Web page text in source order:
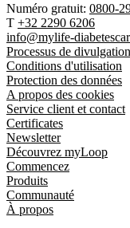
Numéro gratuit: 0800-
T +32 2290 6206
info@mylife-
Processus de
Conditions d'utilisation
Protection des données
A propos des cookies
Service client et contact
Certificates
Newsletter
Découvrez myLoop
Commencez
Produits
Communauté
À propos